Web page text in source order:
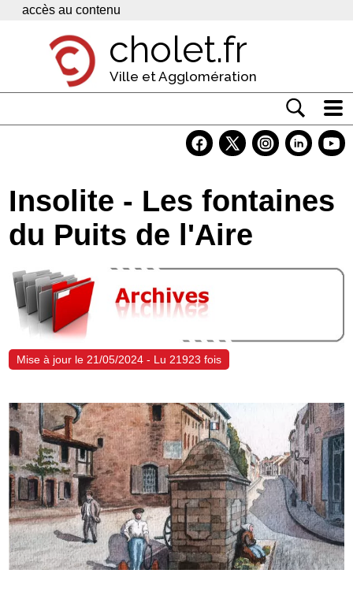
Panneau de gestion des cookies
accès au contenu
cholet.fr
Ville et Agglomération
Economie
Services
Contacts
Insolite - Les fontaines
du Puits de l'Aire
Mise à jour le 21/05/2024 - Lu 21923 fois